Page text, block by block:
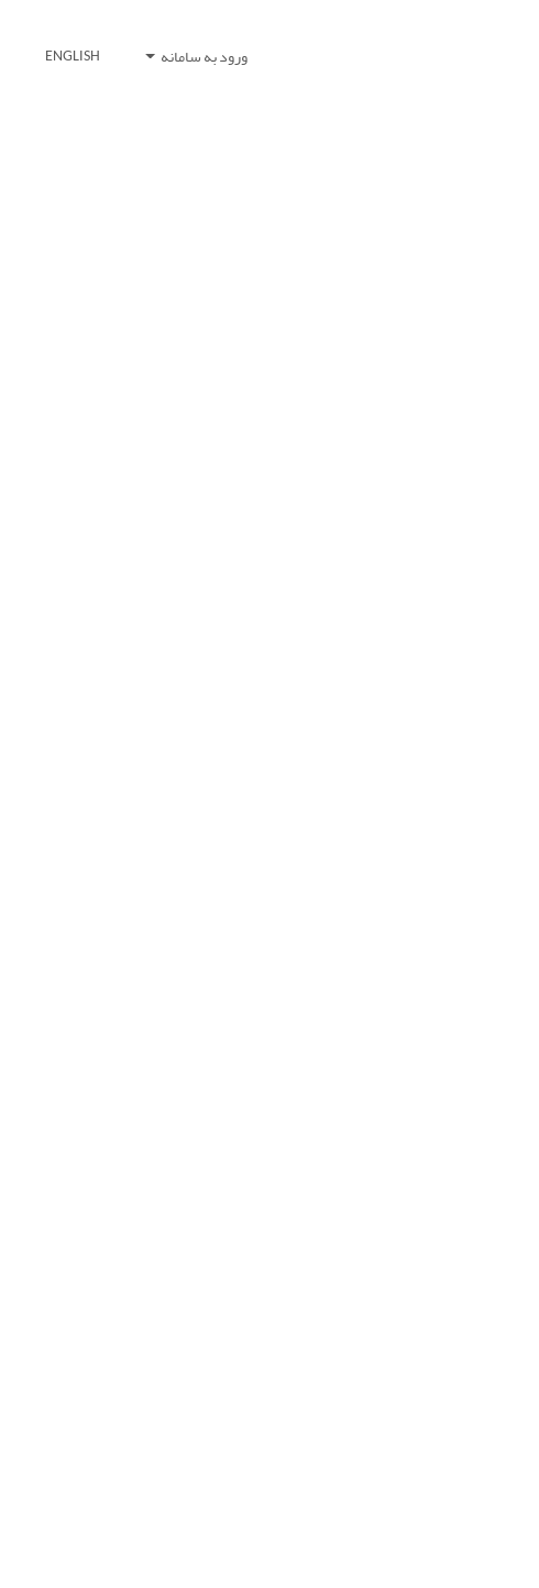
ورود به سامانه ENGLISH